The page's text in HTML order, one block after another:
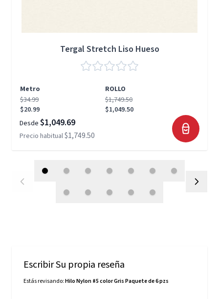
Tergal Stretch Liso Hueso
Metro
ROLLO
$34.99
$20.99
$1,749.50
$1,049.50
Desde $1,049.69
Precio habitual$1,749.50
Escribir Su propia reseña
Estás revisando:Hilo Nylon #5 color Gris Paquete de 6 pzs